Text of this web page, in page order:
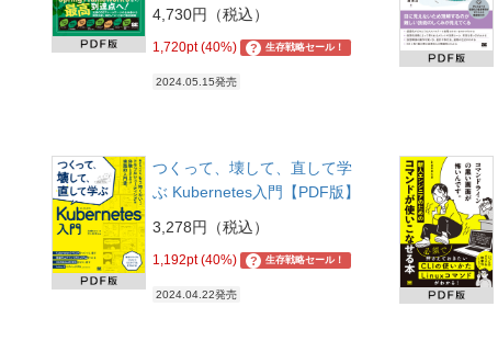
4,730円（税込）
1,720pt (40%) ? 生存戦略セール！
2024.05.15発売
つくって、壊して、直して学
ぶ Kubernetes入門【PDF版】
3,278円（税込）
1,192pt (40%) ? 生存戦略セール！
2024.04.22発売